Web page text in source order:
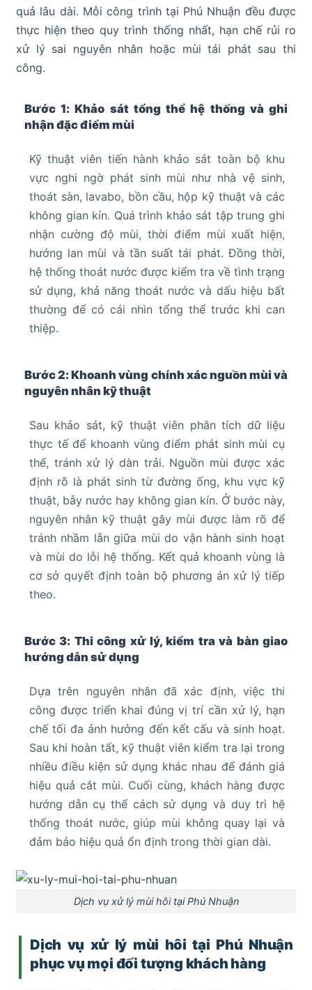
quả lâu dài. Mỗi công trình tại Phú Nhuận đều được
thực hiện theo quy trình thống nhất, hạn chế rủi ro
xử lý sai nguyên nhân hoặc mùi tái phát sau thi
công.
Bước 1: Khảo sát tổng thể hệ thống và ghi
nhận đặc điểm mùi
Kỹ thuật viên tiến hành khảo sát toàn bộ khu
vực nghi ngờ phát sinh mùi như nhà vệ sinh,
thoát sàn, lavabo, bồn cầu, hộp kỹ thuật và các
không gian kín. Quá trình khảo sát tập trung ghi
nhận cường độ mùi, thời điểm mùi xuất hiện,
hướng lan mùi và tần suất tái phát. Đồng thời,
hệ thống thoát nước được kiểm tra về tình trạng
sử dụng, khả năng thoát nước và dấu hiệu bất
thường để có cái nhìn tổng thể trước khi can
thiệp.
Bước 2: Khoanh vùng chính xác nguồn mùi và
nguyên nhân kỹ thuật
Sau khảo sát, kỹ thuật viên phân tích dữ liệu
thực tế để khoanh vùng điểm phát sinh mùi cụ
thể, tránh xử lý dàn trải. Nguồn mùi được xác
định rõ là phát sinh từ đường ống, khu vực kỹ
thuật, bẫy nước hay không gian kín. Ở bước này,
nguyên nhân kỹ thuật gây mùi được làm rõ để
tránh nhầm lẫn giữa mùi do vận hành sinh hoạt
và mùi do lỗi hệ thống. Kết quả khoanh vùng là
cơ sở quyết định toàn bộ phương án xử lý tiếp
theo.
Bước 3: Thi công xử lý, kiểm tra và bàn giao
hướng dẫn sử dụng
Dựa trên nguyên nhân đã xác định, việc thi
công được triển khai đúng vị trí cần xử lý, hạn
chế tối đa ảnh hưởng đến kết cấu và sinh hoạt.
Sau khi hoàn tất, kỹ thuật viên kiểm tra lại trong
nhiều điều kiện sử dụng khác nhau để đánh giá
hiệu quả cắt mùi. Cuối cùng, khách hàng được
hướng dẫn cụ thể cách sử dụng và duy trì hệ
thống thoát nước, giúp mùi không quay lại và
đảm bảo hiệu quả ổn định trong thời gian dài.
Dịch vụ xử lý mùi hôi tại Phú Nhuận
Dịch vụ xử lý mùi hôi tại Phú Nhuận
phục vụ mọi đối tượng khách hàng